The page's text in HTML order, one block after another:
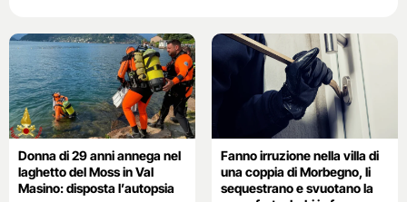
Donna di 29 anni annega nel
laghetto del Moss in Val
Masino: disposta l’autopsia
Fanno irruzione nella villa di
una coppia di Morbegno, li
sequestrano e svuotano la